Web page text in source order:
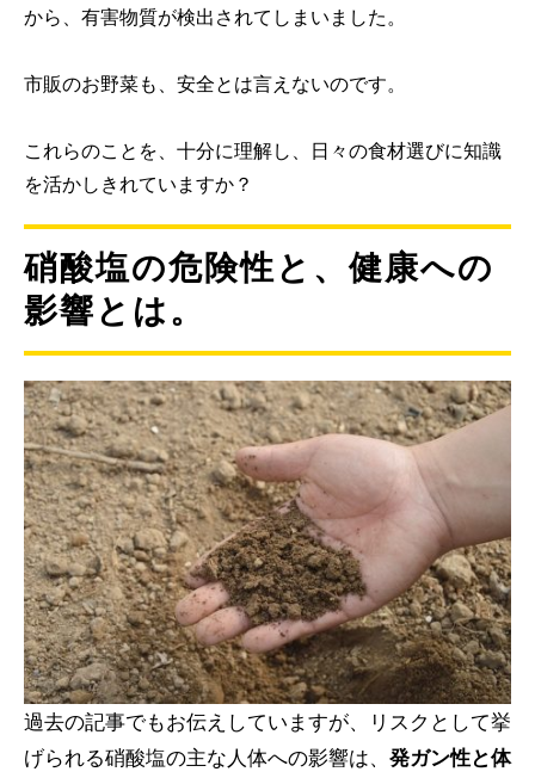
から、有害物質が検出されてしまいました。
市販のお野菜も、安全とは言えないのです。
これらのことを、十分に理解し、日々の食材選びに知識
を活かしきれていますか？
硝酸塩の危険性と、健康への
影響とは。
過去の記事でもお伝えしていますが、リスクとして挙
げられる硝酸塩の主な人体への影響は、 発ガン性と体